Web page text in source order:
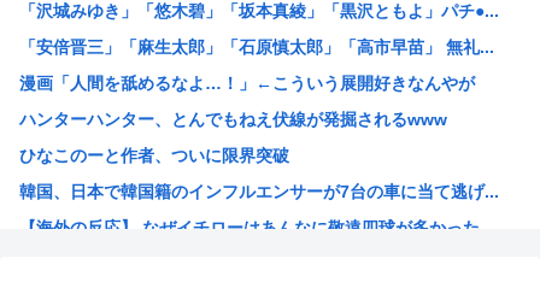
【衝撃】清水アキラさんの息子・清水良太郎さん死去で落語家...
【困惑】ミセスグリーンアップルさんってもう落ち目なんか？...
特定外来カミキリムシに1匹300円の賞金をかけた高崎市、...
【朗報】 消費減税、閣議決定 来年4月から2年間1％に
まんさん被災地に手作りおにぎりを出荷www
毎年恒例の中国大洪水。湖北省秭帰県の現在の様子がこちら
「沢城みゆき」「悠木碧」「坂本真綾」「黒沢ともよ」パチ●...
「安倍晋三」「麻生太郎」「石原慎太郎」「高市早苗」 無礼...
漫画「人間を舐めるなよ…！」←こういう展開好きなんやが
ハンターハンター、とんでもねえ伏線が発掘されるwww
ひなこのーと作者、ついに限界突破
韓国、日本で韓国籍のインフルエンサーが7台の車に当て逃げ...
【海外の反応】 なぜイチローはあんなに敬遠四球が多かった...